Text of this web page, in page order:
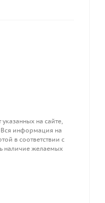
на сайте,
Вся информация на
в соответствии с
наличие желаемых